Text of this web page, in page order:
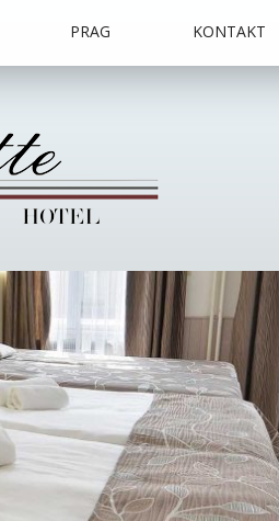
PRAG KONTAKT